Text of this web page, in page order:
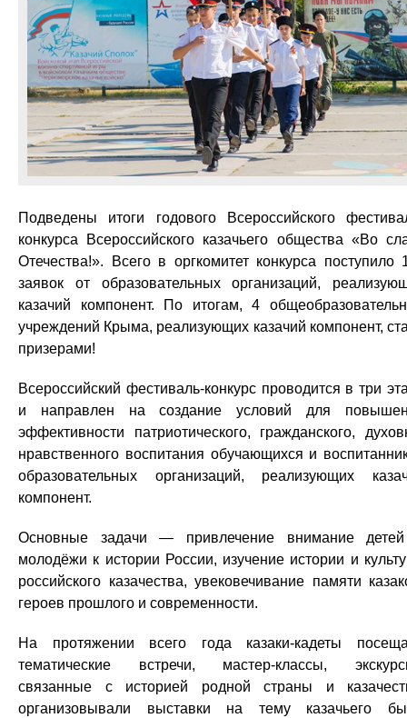
Подведены итоги годового Всероссийского
конкурса Всероссийского казачьего общества «Во
Отечества!». Всего в оргкомитет конкурса поступило
заявок от образовательных организаций,
казачий компонент. По итогам, 4
учреждений Крыма, реализующих казачий компонент,
призерами!
Всероссийский фестиваль-конкурс проводится в три
и направлен на создание условий для
эффективности патриотического, гражданского,
нравственного воспитания обучающихся и
образовательных организаций, реализующих
компонент.
Основные задачи — привлечение внимание
молодёжи к истории России, изучение истории и
российского казачества, увековечивание памяти
героев прошлого и современности.
На протяжении всего года казаки-кадеты
тематические встречи, мастер-классы,
связанные с историей родной страны и
организовывали выставки на тему казачьего